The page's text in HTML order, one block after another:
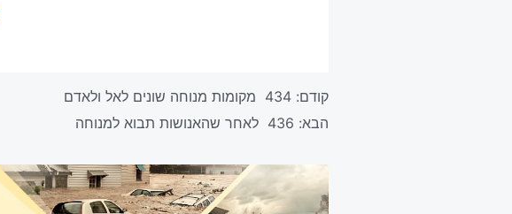
קודם: 434 מקומות מנוחה שונים לאל ולאדם
הבא: 436 לאחר שהאנושות תבוא למנוחה